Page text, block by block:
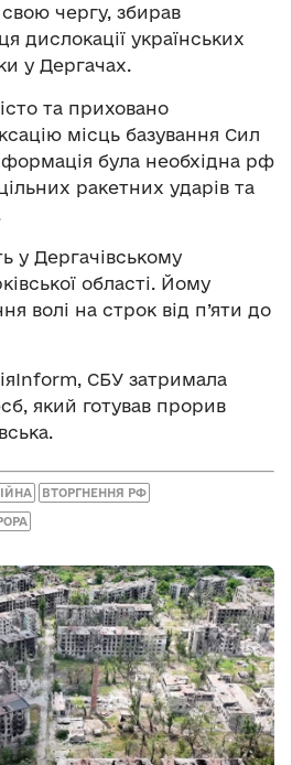
свою чергу, збирав
дислокації українських
у Дергачах.
та приховано
місць базування Сил
була необхідна рф
ракетних ударів та
у Дергачівському
області. Йому
волі на строк від п’яти до
СБУ затримала
який готував прорив
ВТОРГНЕННЯ РФ